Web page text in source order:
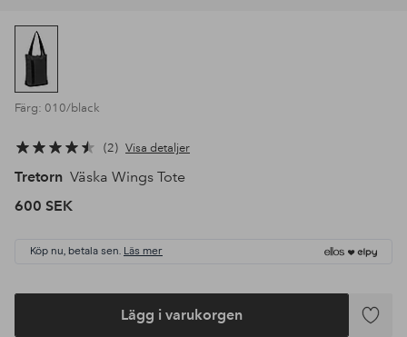
Färg: 010/black
2 Visa detaljer
Tretorn Väska Wings Tote
600 SEK
Köp nu, betala sen. Läs mer
Lägg i varukorgen
Lägg